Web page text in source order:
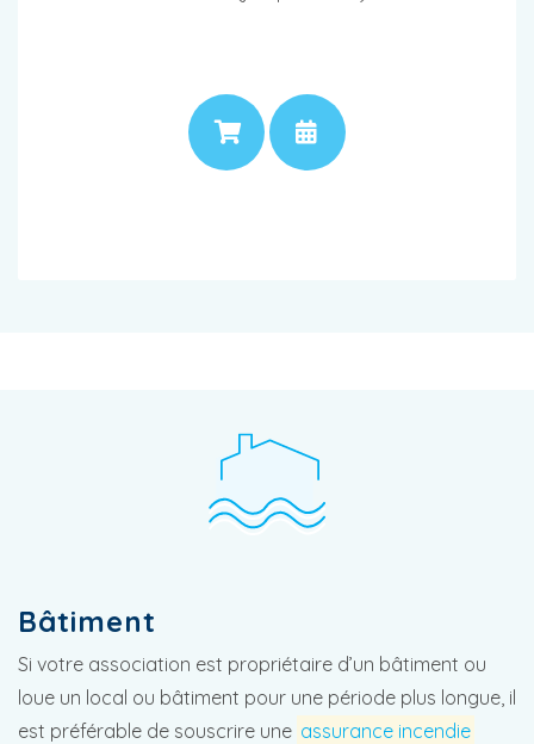
PRIX
Bâtiment
Si votre association est propriétaire d’un bâtiment ou
loue un local ou bâtiment pour une période plus longue, il
est préférable de souscrire une assurance incendie